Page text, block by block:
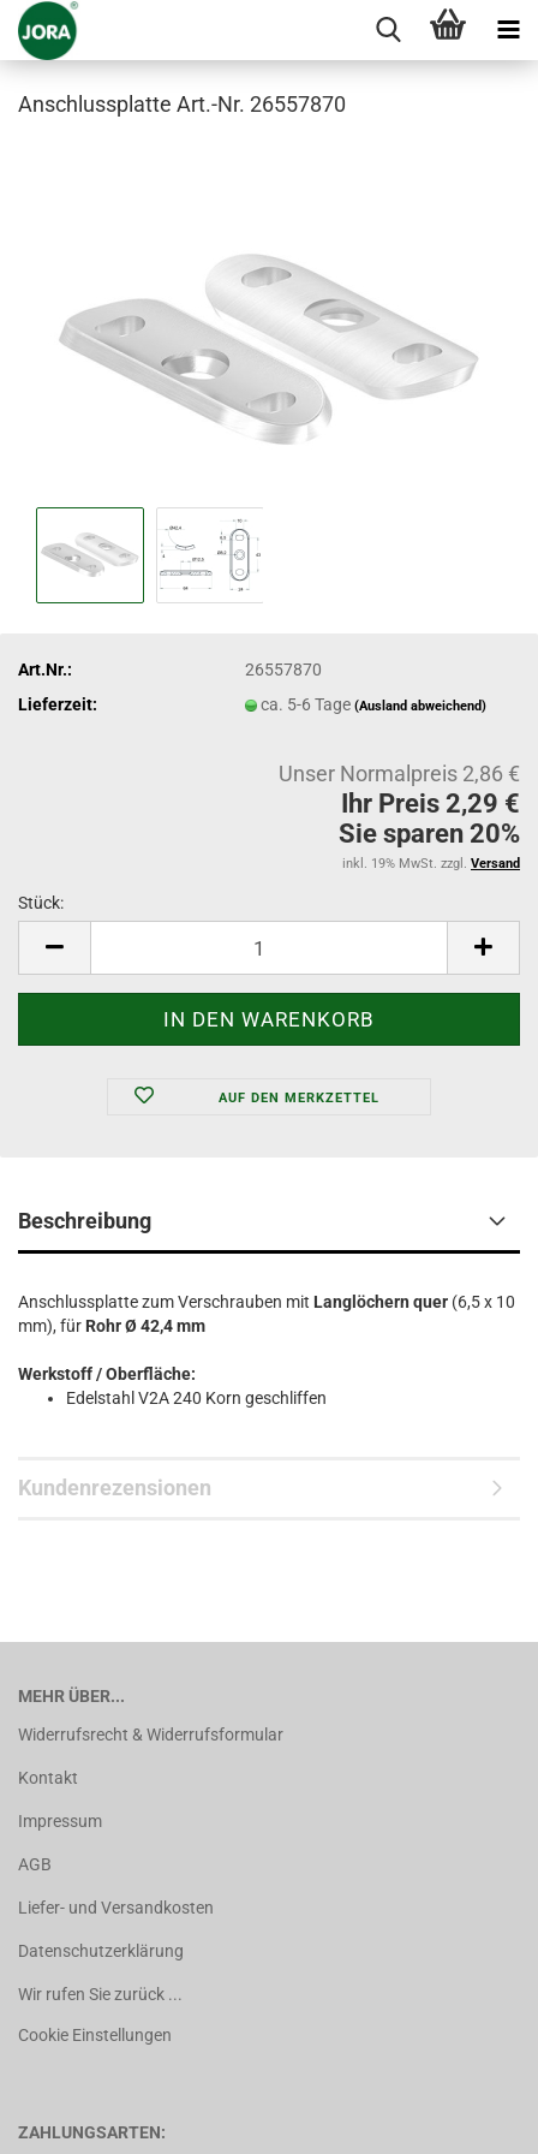
Anschlussplatte Art.-Nr. 26557870
Art.Nr.:
26557870
Lieferzeit:
ca. 5-6 Tage(Ausland abweichend)
Unser Normalpreis 2,86 €
Ihr Preis 2,29 €
Sie sparen 20%
inkl. 19% MwSt. zzgl. Versand
Stück:
AUF DEN MERKZETTEL
Beschreibung
Anschlussplatte zum Verschrauben mit Langlöchern quer (6,5 x 10
mm), für Rohr Ø 42,4 mm
Werkstoff / Oberfläche:
Edelstahl V2A 240 Korn geschliffen
Kundenrezensionen
MEHR ÜBER...
Widerrufsrecht & Widerrufsformular
Kontakt
Impressum
AGB
Liefer- und Versandkosten
Datenschutzerklärung
Wir rufen Sie zurück ...
Cookie Einstellungen
ZAHLUNGSARTEN: